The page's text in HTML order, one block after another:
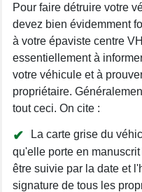
Pour faire détruire votre
devez bien évidemment
à votre épaviste centre
essentiellement à
votre véhicule et à
propriétaire.
tout ceci. On cite :
La carte grise du
qu'elle porte en
être suivie par la date et
signature de tous les